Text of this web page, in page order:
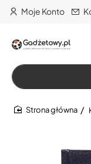
Moje Konto
Szukaj…